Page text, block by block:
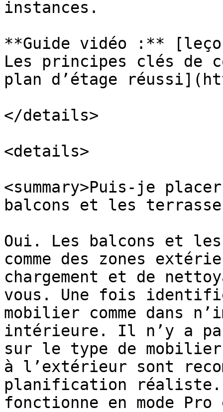
instances.
**Guide vidéo :**
Les principes clés de
plan d’étage
</details>
<details>
<summary>Puis-je
balcons et les terrasses
Oui. Les balcons et
comme des zones
chargement et de
vous. Une fois
mobilier comme dans
intérieure. Il n’y a
sur le type de
à l’extérieur sont
planification
fonctionne en mode